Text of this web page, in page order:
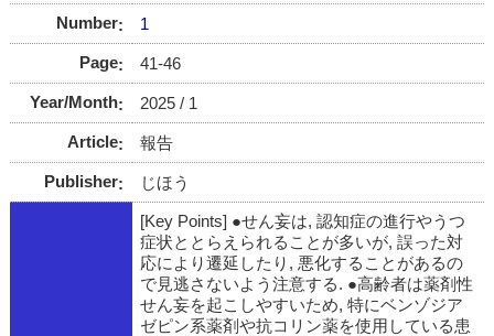
Number 1
Page 41-46
Year/Month 2025 / 1
Article 報告
Publisher じほう
[Key Points] ●せん妄は, 認知症の進行やうつ
症状ととらえられることが多いが, 誤った対
応により遷延したり, 悪化することがあるの
で見逃さないよう注意する. ●高齢者は薬剤性
せん妄を起こしやすいため, 特にベンゾジア
ゼピン系薬剤や抗コリン薬を使用している患